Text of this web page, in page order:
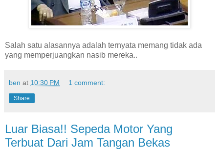
Salah satu alasannya adalah ternyata memang tidak ada
yang memperjuangkan nasib mereka..
ben at 10:30 PM 1 comment:
Share
Luar Biasa!! Sepeda Motor Yang
Terbuat Dari Jam Tangan Bekas